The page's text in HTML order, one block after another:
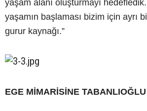
yaşam alanı oluşturmayı
yaşamın başlaması bizim için ayrı
gurur kaynağı.”
EGE MİMARİSİNE